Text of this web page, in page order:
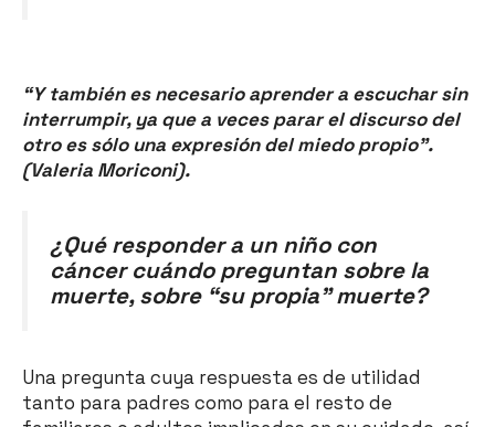
“Y también es necesario aprender a escuchar sin
interrumpir, ya que a veces parar el discurso del
otro es sólo una expresión del miedo propio”.
(Valeria Moriconi).
¿Qué responder a un niño con
cáncer cuándo preguntan sobre la
muerte, sobre “su propia” muerte?
Una pregunta cuya respuesta es de utilidad
tanto para padres como para el resto de